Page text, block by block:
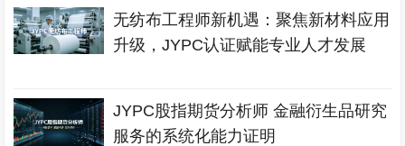
无纺布工程师新机遇：聚焦新材料应用
升级，JYPC认证赋能专业人才发展
JYPC股指期货分析师 金融衍生品研究
服务的系统化能力证明